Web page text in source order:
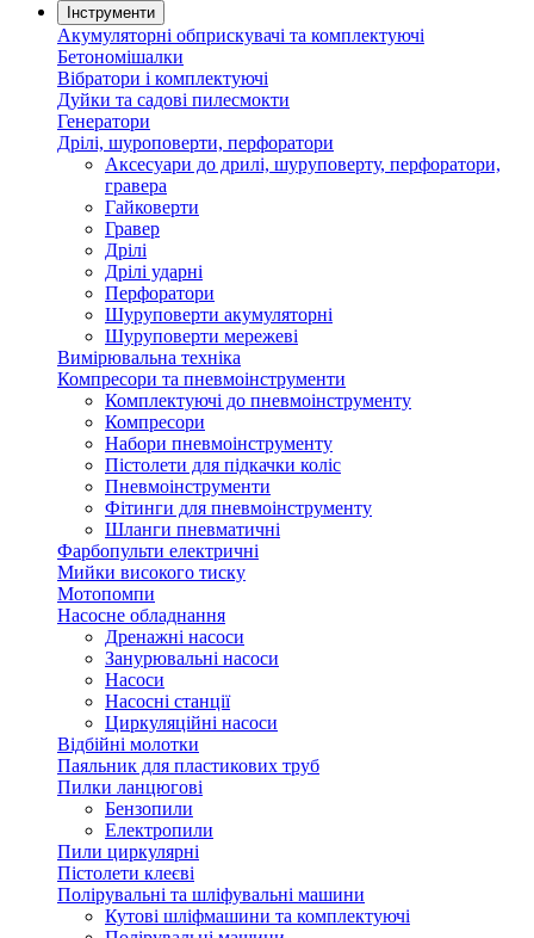
Інструменти
Акумуляторні обприскувачі та комплектуючі
Бетономішалки
Вібратори і комплектуючі
Дуйки та садові пилесмокти
Генератори
Дрілі, шуроповерти, перфоратори
Аксесуари до дрилі, шуруповерту, перфоратори,
гравера
Гайковерти
Гравер
Дрілі
Дрілі ударні
Перфоратори
Шуруповерти акумуляторні
Шуруповерти мережеві
Вимірювальна техніка
Компресори та пневмоінструменти
Комплектуючі до пневмоінструменту
Компресори
Набори пневмоінструменту
Пістолети для підкачки коліс
Пневмоінструменти
Фітинги для пневмоінструменту
Шланги пневматичні
Фарбопульти електричні
Мийки високого тиску
Мотопомпи
Насосне обладнання
Дренажні насоси
Занурювальні насоси
Насоси
Насосні станції
Циркуляційні насоси
Відбійні молотки
Паяльник для пластикових труб
Пилки ланцюгові
Бензопили
Електропили
Пили циркулярні
Пістолети клеєві
Полірувальні та шліфувальні машини
Кутові шліфмашини та комплектуючі